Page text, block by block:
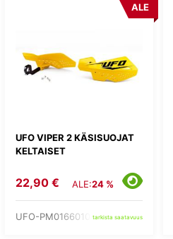
UFO VIPER 2 KÄSISUOJAT
KELTAISET
ALE
22,90 € ALE:24 %
UFO-PM01660102tarkista saatavuus